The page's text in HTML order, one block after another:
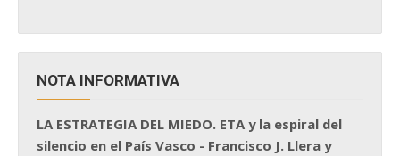
NOTA INFORMATIVA
LA ESTRATEGIA DEL MIEDO. ETA y la espiral del
silencio en el País Vasco - Francisco J. Llera y